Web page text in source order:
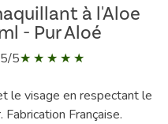
à l'Aloe
- Pur Aloé
5/5
le visage en respectant le
Française.